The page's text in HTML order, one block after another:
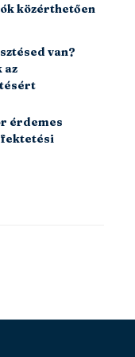
közérthetően
van?
az
érdemes